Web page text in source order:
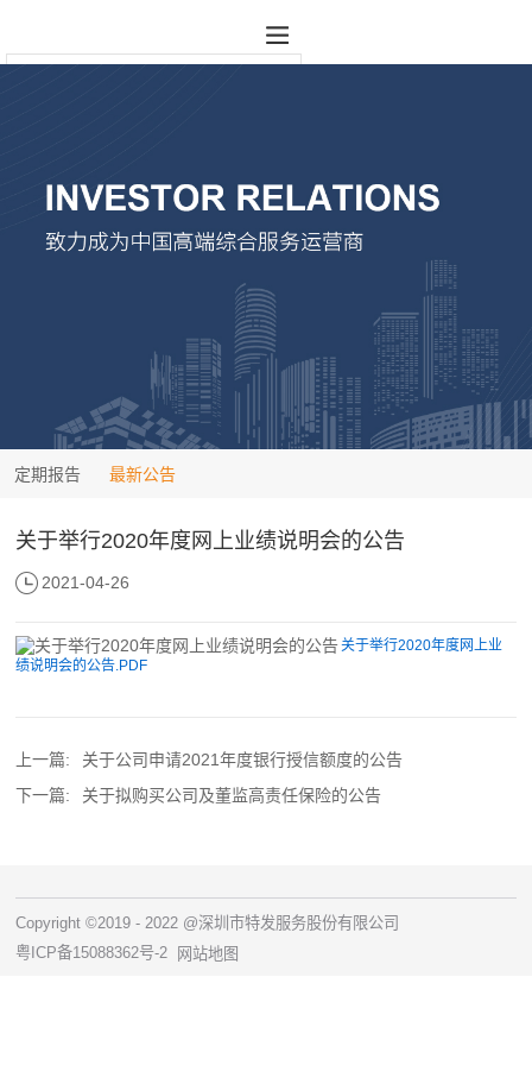
定期报告 最新公告
关于举行2020年度网上业绩说明会的公告
2021-04-26
关于举行2020年度网上业
绩说明会的公告.PDF
上一篇:
关于公司申请2021年度银行授信额度的公告
下一篇:
关于拟购买公司及董监高责任保险的公告
Copyright ©2019 - 2022 @深圳市特发服务股份有限公司
粤ICP备15088362号-2
网站地图